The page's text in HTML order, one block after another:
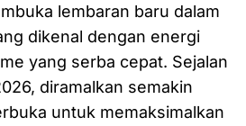
lembaran baru dalam
dikenal dengan energi
yang serba cepat. Sejalan
diramalkan semakin
untuk memaksimalkan